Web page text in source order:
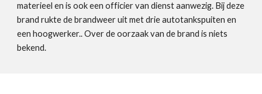
materieel en is ook een officier van dienst aanwezig. Bij deze
brand rukte de brandweer uit met drie autotankspuiten en
een hoogwerker.. Over de oorzaak van de brand is niets
bekend.